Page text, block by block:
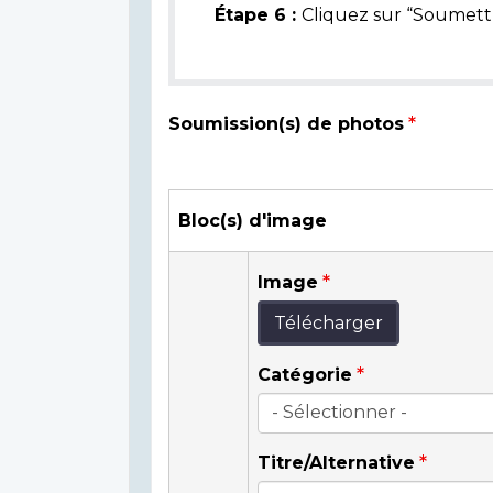
Étape 6 : Cliquez sur
Soumission(s) de photos
Bloc(s) d'image
Image
Télécharger
Catégorie
Titre/Alternative